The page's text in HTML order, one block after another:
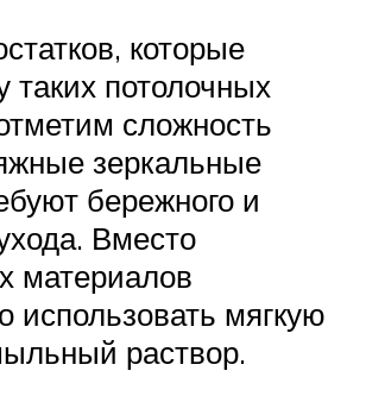
которые
таких потолочных
сложность
зеркальные
бережного и
Вместо
материалов
использовать мягкую
раствор.